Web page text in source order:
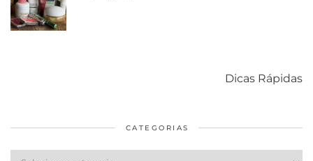
Dicas Rápidas
diários
cabelos
CATEGORIAS
Categorias